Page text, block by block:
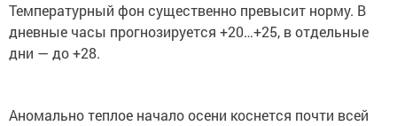
Температурный фон существенно превысит норму. В
дневные часы прогнозируется +20…+25, в отдельные
дни — до +28.
Аномально теплое начало осени коснется почти всей